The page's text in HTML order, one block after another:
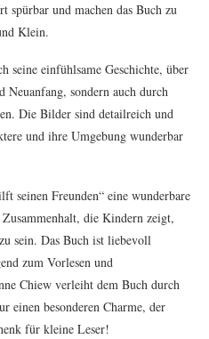
spürbar und machen das Buch zu
Klein.
seine einfühlsame Geschichte, über
sondern auch durch
Die Bilder sind detailreich und
und ihre Umgebung wunderbar
seinen Freunden“ eine wunderbare
die Kindern zeigt,
sein. Das Buch ist liebevoll
zum Vorlesen und
Chiew verleiht dem Buch durch
einen besonderen Charme, der
für kleine Leser!